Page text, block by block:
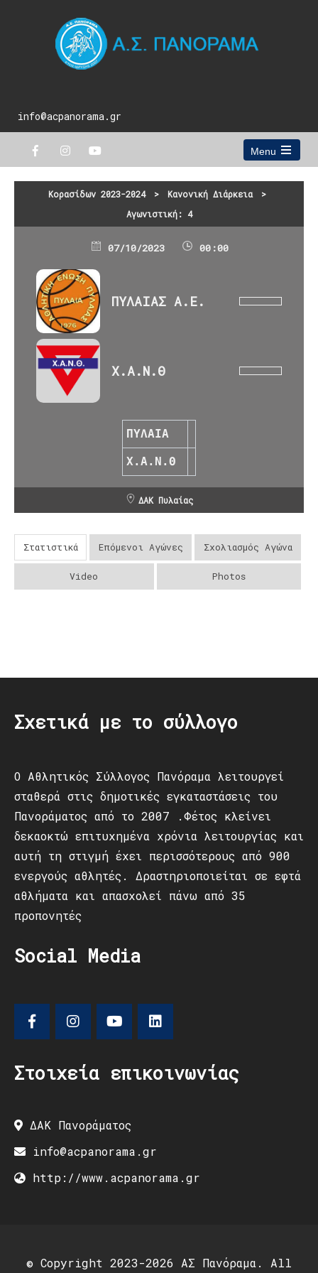
info@acpanorama.gr
Menu
Open
main
Κορασίδων 2023-2024 > Κανονική Διάρκεια
>
Αγωνιστική: 4
07/10/2023 00:00
ΠΥΛΑΙΑΣ Α.Ε.
Χ.Α.Ν.Θ
ΠΥΛΑΙΑ
Χ.Α.Ν.Θ
ΔΑΚ Πυλαίας
Στατιστικά Επόμενοι Αγώνες Σχολιασμός Αγώνα
Video Photos
Σχετικά με το σύλλογο
Ο Αθλητικός Σύλλογος Πανόραμα λειτουργεί
σταθερά στις δημοτικές εγκαταστάσεις του
Πανοράματος από το 2007 .Φέτος κλείνει
δεκαοκτώ επιτυχημένα χρόνια λειτουργίας και
αυτή τη στιγμή έχει περισσότερους από 900
ενεργούς αθλητές. Δραστηριοποιείται σε εφτά
αθλήματα και απασχολεί πάνω από 35
προπονητές
Social Media
Στοιχεία επικοινωνίας
ΔΑΚ Πανοράματος
info@acpanorama.gr
http://www.acpanorama.gr
© Copyright 2023-2026 ΑΣ Πανόραμα. All